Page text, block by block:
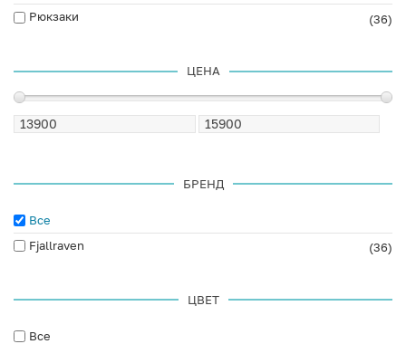
Рюкзаки
(36)
ЦЕНА
БРЕНД
Все
Fjallraven
(36)
ЦВЕТ
Все